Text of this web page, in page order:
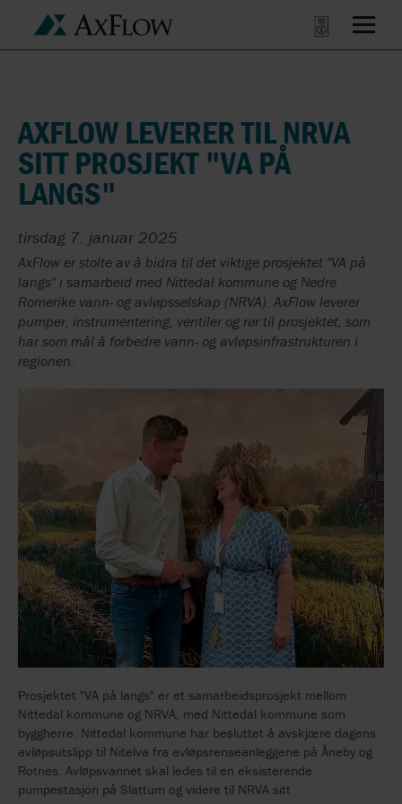
AXFLOW LEVERER TIL NRVA
SITT PROSJEKT "VA PÅ
LANGS"
tirsdag 7. januar 2025
AxFlow er stolte av å bidra til det viktige prosjektet "VA på
langs" i samarbeid med Nittedal kommune og Nedre
Romerike vann- og avløpsselskap (NRVA). AxFlow leverer
pumper, instrumentering, ventiler og rør til prosjektet, som
har som mål å forbedre vann- og avløpsinfrastrukturen i
regionen.
Prosjektet "VA på langs" er et samarbeidsprosjekt mellom
Nittedal kommune og NRVA, med Nittedal kommune som
byggherre. Nittedal kommune har besluttet å avskjære dagens
avløpsutslipp til Nitelva fra avløpsrenseanleggene på Åneby og
Rotnes. Avløpsvannet skal ledes til en eksisterende
pumpestasjon på Slattum og videre til NRVA sitt